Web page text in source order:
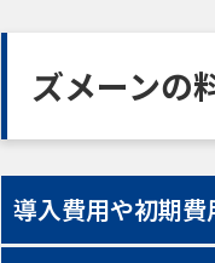
ズメーンの
導入費用や初期費